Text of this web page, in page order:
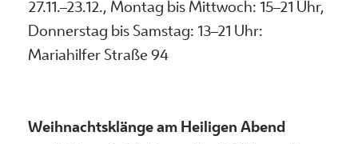
27.11.–23.12., Montag bis Mittwoch: 15–21 Uhr,
Donnerstag bis Samstag: 13–21 Uhr:
Mariahilfer Straße 94
Weihnachtsklänge am Heiligen Abend